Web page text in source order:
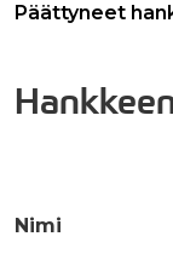
Päättyneet
Nimi